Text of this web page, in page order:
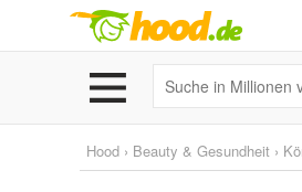
Hood › Beauty & Gesundheit ›